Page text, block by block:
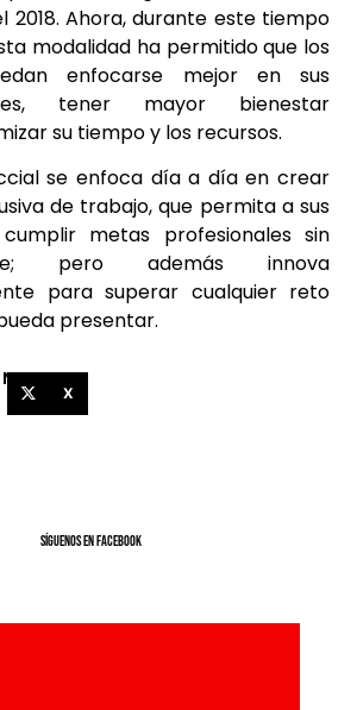
2018. Ahora, durante este tiempo
modalidad ha permitido que los
enfocarse mejor en sus
tener mayor bienestar
su tiempo y los recursos.
se enfoca día a día en crear
de trabajo, que permita a sus
metas profesionales sin
pero además innova
para superar cualquier reto
presentar.
NOTICIA
X
SíGUENOS EN FACEBOOK